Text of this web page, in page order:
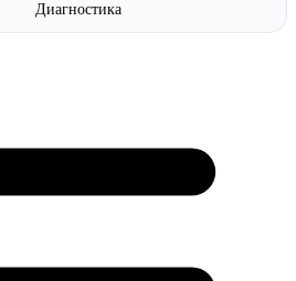
Диагностика